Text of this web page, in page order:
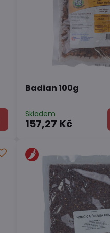
Badian 100g
Skladem
157,27 Kč